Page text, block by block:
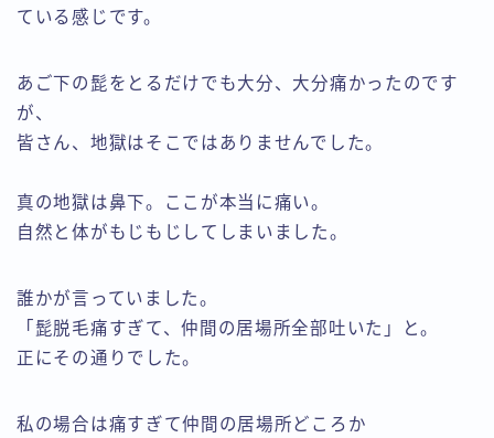
ている感じです。
あご下の髭をとるだけでも大分、大分痛かったのです
が、
皆さん、地獄はそこではありませんでした。
真の地獄は鼻下。ここが本当に痛い。
自然と体がもじもじしてしまいました。
誰かが言っていました。
「髭脱毛痛すぎて、仲間の居場所全部吐いた」と。
正にその通りでした。
私の場合は痛すぎて仲間の居場所どころか